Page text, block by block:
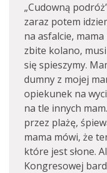
„Cudowną
zaraz potem
na asfalcie,
zbite kolano,
się spieszymy.
dumny z mojej
opiekunek na
na tle innych
przez plażę,
mama mówi, że
które jest słone.
Kongresowej